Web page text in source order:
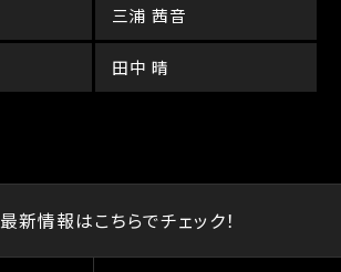
三浦 茜音
田中 晴
最新情報はこちらでチェック！